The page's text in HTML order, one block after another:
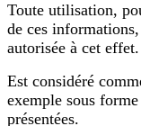
Toute utilisation,
de ces
autorisée à cet effet.
Est considéré
exemple sous
présentées.